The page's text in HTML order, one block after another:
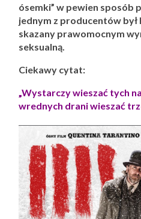
ósemki” w pewien sposób
jednym z producentów
skazany prawomocnym
seksualną.
Ciekawy cytat:
„Wystarczy wieszać tych
wrednych drani wieszać